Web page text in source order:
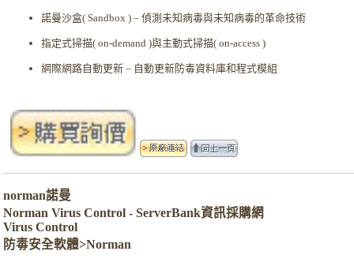
諾曼沙盒( Sandbox ) – 偵測未知病毒與未知病毒的革命技術
指定式掃描( on-demand )與主動式掃描( on-access )
網際網路自動更新 – 自動更新防毒資料庫和程式模組
norman諾曼
Norman Virus Control - ServerBank資訊採購網
Virus Control
防毒安全軟體>Norman